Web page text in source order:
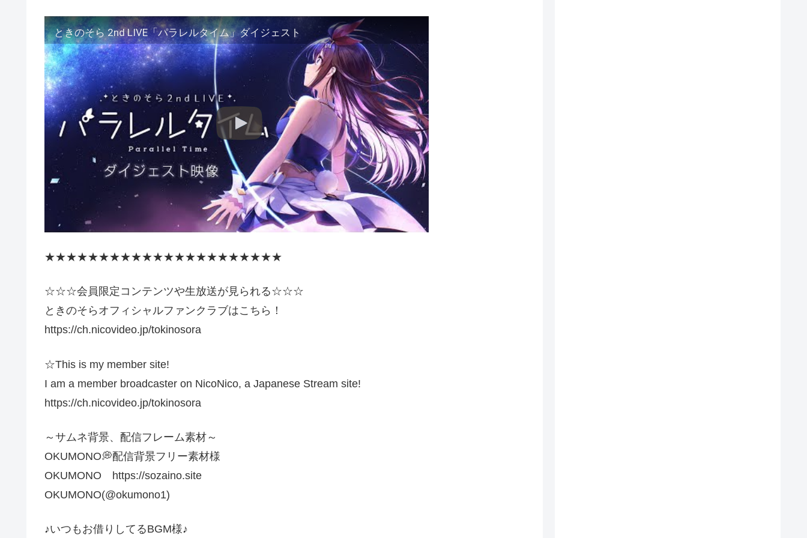
ときのそら 2nd LIVE「パラレルタイム」ダイジェスト
★★★★★★★★★★★★★★★★★★★★★★
☆☆☆会員限定コンテンツや生放送が見られる☆☆☆
ときのそらオフィシャルファンクラブはこちら！
https://ch.nicovideo.jp/tokinosora
☆This is my member site!
I am a member broadcaster on NicoNico, a Japanese Stream site!
https://ch.nicovideo.jp/tokinosora
～サムネ背景、配信フレーム素材～
OKUMONO💭配信背景フリー素材様
OKUMONO https://sozaino.site
OKUMONO(@okumono1)
♪いつもお借りしてるBGM様♪